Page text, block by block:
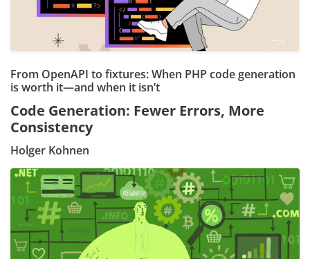
From OpenAPI to fixtures: When PHP code generation
is worth it—and when it isn’t
Code Generation: Fewer Errors, More
Consistency
Holger Kohnen